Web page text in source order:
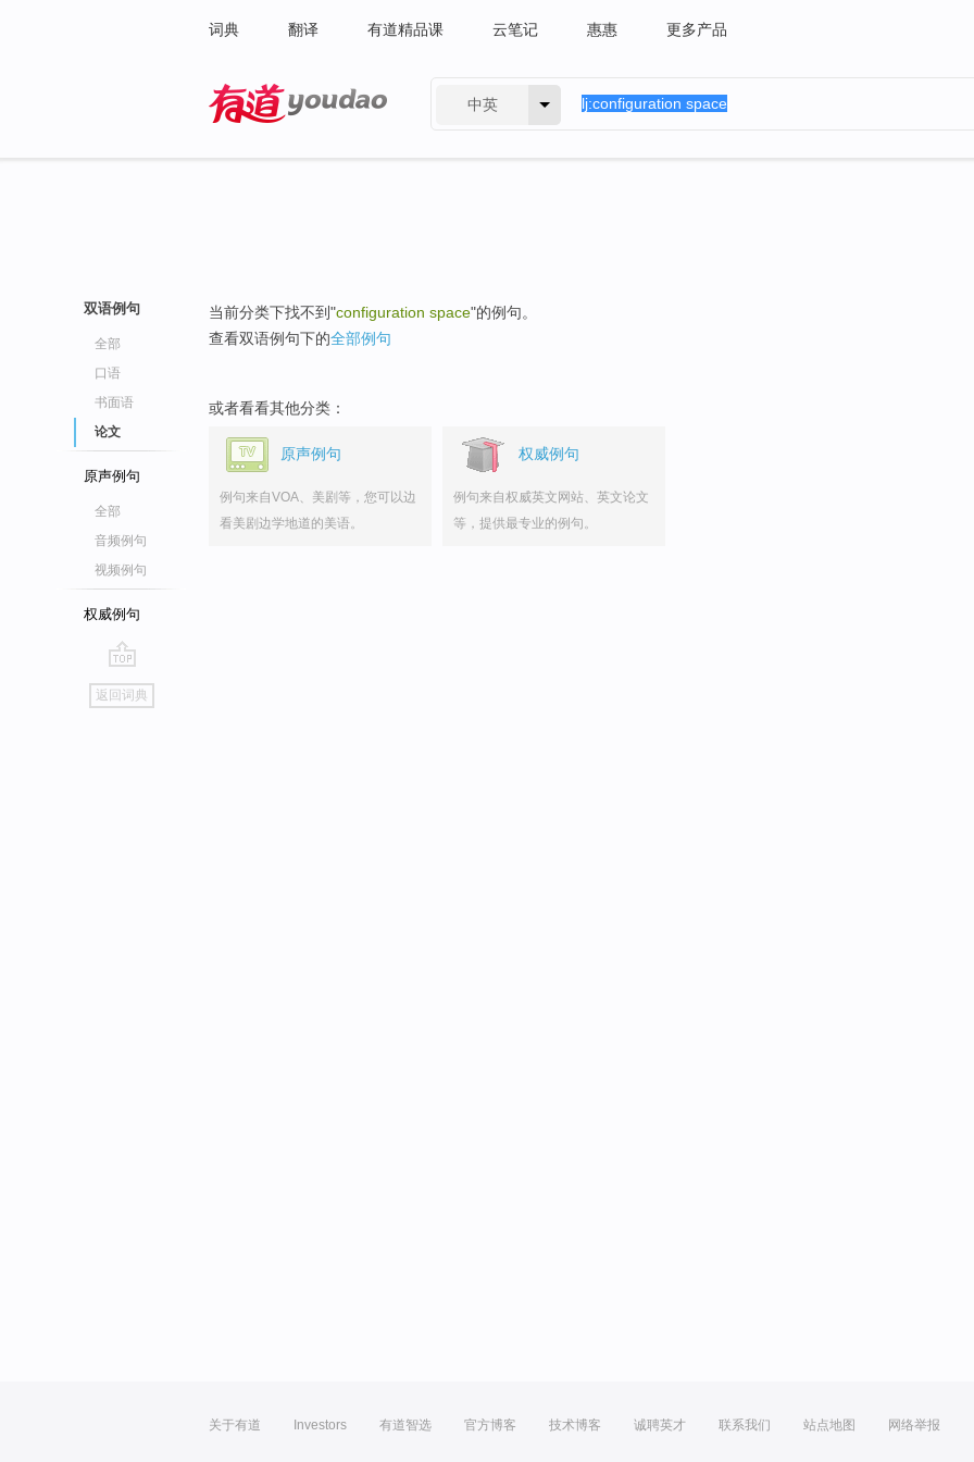
词典 翻译 有道精品课 云笔记 惠惠 更多产品
中英
双语例句
全部
口语
书面语
论文
原声例句
全部
音频例句
视频例句
权威例句
go
top
返回词典
当前分类下找不到"configuration space"的例句。
查看双语例句下的全部例句
或者看看其他分类：
原声例句
例句来自VOA、美剧等，您可以边
看美剧边学地道的美语。
权威例句
例句来自权威英文网站、英文论文
等，提供最专业的例句。
关于有道 Investors 有道智选 官方博客 技术博客 诚聘英才 联系我们 站点地图 网络举报